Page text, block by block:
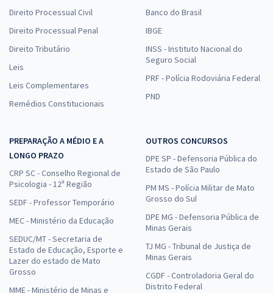
Direito Processual Civil
Direito Processual Penal
Direito Tributário
Leis
Leis Complementares
Remédios Constitucionais
Banco do Brasil
IBGE
INSS - Instituto Nacional do
Seguro Social
PRF - Polícia Rodoviária Federal
PND
PREPARAÇÃO A MÉDIO E A
LONGO PRAZO
CRP SC - Conselho Regional de
Psicologia - 12ª Região
SEDF - Professor Temporário
MEC - Ministério da Educação
SEDUC/MT - Secretaria de
Estado de Educação, Esporte e
Lazer do estado de Mato
Grosso
MME - Ministério de Minas e
OUTROS CONCURSOS
DPE SP - Defensoria Pública do
Estado de São Paulo
PM MS - Polícia Militar de Mato
Grosso do Sul
DPE MG - Defensoria Pública de
Minas Gerais
TJ MG - Tribunal de Justiça de
Minas Gerais
CGDF - Controladoria Geral do
Distrito Federal